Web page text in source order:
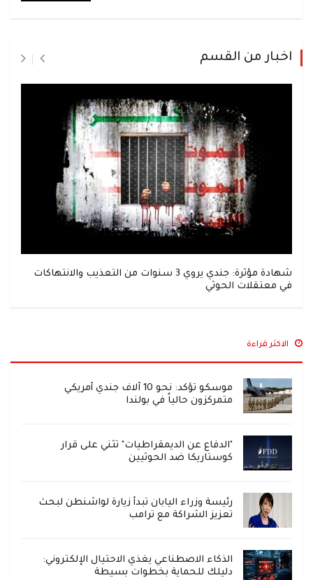
اخبار من القسم
شهادة مؤثرة: جندي يروي 3 سنوات من التعذيب والانتهاكات
في معتقلات الحوثي
الاكثر قراءة
موسكو تؤكد: نحو 10 آلاف جندي أمريكي
متمركزون حالياً في بولندا
"الدفاع عن الديمقراطيات" تثني على قرار
كوستاريكا ضد الحوثيين
رئيسة وزراء اليابان تبدأ زيارة لواشنطن لبحث
تعزيز الشراكة مع ترامب
الذكاء الاصطناعي يغذي الاحتيال الإلكتروني:
دليلك للحماية بخطوات بسيطة